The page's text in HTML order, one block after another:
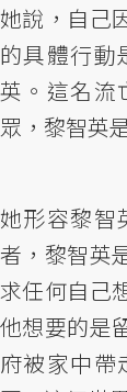
她說，自己
的具體行動
英。這名流
眾，黎智英
她形容黎智
者，黎智英
求任何自己
他想要的是
府被家中帶